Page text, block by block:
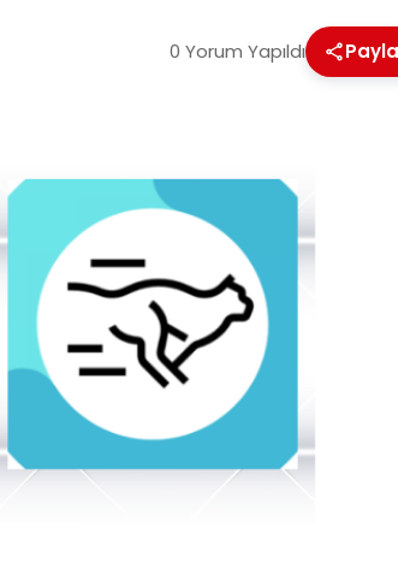
0 Yorum Yapıldı